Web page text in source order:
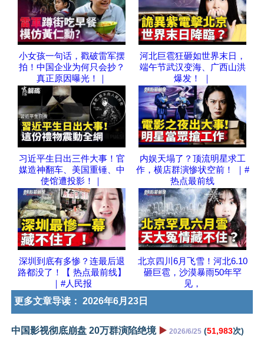
小女孩一句话，戳破雷军摆
拍！中国企业为何只会抄？
真正原因曝光！｜
河北巨雹狂砸如世界末日，
端午节武汉变海、广西山洪
爆发！ ｜
习近平生日出三件大事！官
媒造神翻车、美国重锤、中
使馆遭投影！｜
内娱天塌了？顶流明星求工
作，横店群演惨状空前！ ｜#
热点最前线
深圳到底有多惨？连最后退
路都没了！【 热点最前线】
｜#人民报
北京四川6月飞雪！河北6.10
砸巨雹，沙漠暴雨50年罕
见，
更多文章导读： 2026年6月23日
中国影视彻底崩盘 20万群演陷绝境 ▶️ 2026/6/25 (51,983次)